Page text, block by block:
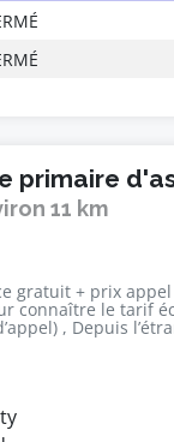
primaire
11 km
gratuit + prix
connaître le tarif
, Depuis